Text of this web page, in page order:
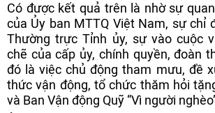
Có được kết quả trên là nhờ sự
của Ủy ban MTTQ Việt Nam, sự chỉ
Thường trực Tỉnh ủy, sự vào cuộc
chẽ của cấp ủy, chính quyền, đoàn
đó là việc chủ động tham mưu, đề
thức vận động, tổ chức thăm hỏi
và Ban Vận động Quỹ “Vì người